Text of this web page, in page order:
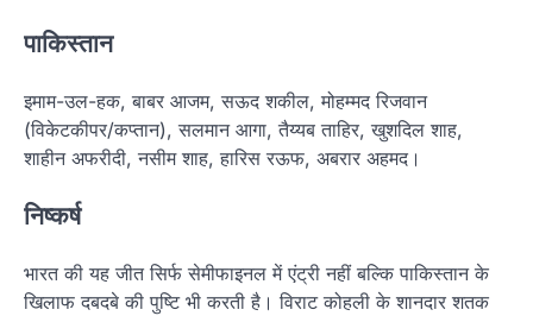
पाकिस्तान
इमाम-उल-हक, बाबर आजम, सऊद शकील, मोहम्मद रिजवान
(विकेटकीपर/कप्तान), सलमान आगा, तैय्यब ताहिर, खुशदिल शाह,
शाहीन अफरीदी, नसीम शाह, हारिस रऊफ, अबरार अहमद।
निष्कर्ष
भारत की यह जीत सिर्फ सेमीफाइनल में एंट्री नहीं बल्कि पाकिस्तान के
खिलाफ दबदबे की पुष्टि भी करती है। विराट कोहली के शानदार शतक